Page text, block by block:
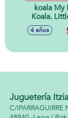
koala My
Koala.
Pets. Con
40
4 años
Juguetería
C/IPARRAGUIRRE